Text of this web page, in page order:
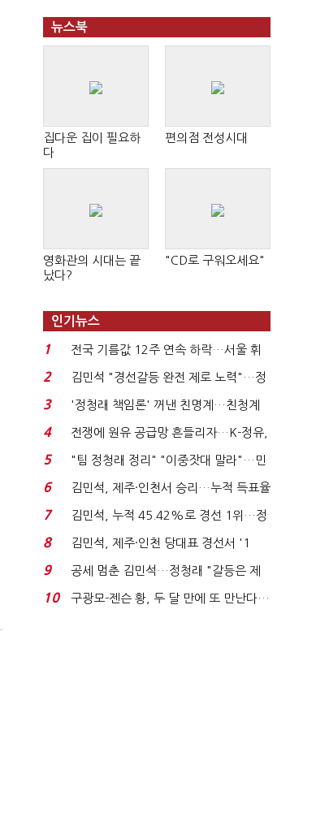
뉴스북
집다운 집이 필요하
다
편의점 전성시대
영화관의 시대는 끝
났다?
"CD로 구워오세요"
인기뉴스
1
전국 기름값 12주 연속 하락…서울 휘
발윳값 1909원...
2
김민석 "경선갈등 완전 제로 노력"…정
청래 "반명 공세 사...
3
'정청래 책임론' 꺼낸 친명계…친청계
는 추가투표 때리기...
4
전쟁에 원유 공급망 흔들리자…K-정유,
에너지안보 핵심...
5
"팀 정청래 정리" "이중잣대 말라"…민
주 최고위원 계파 다...
6
김민석, 제주·인천서 승리…누적 득표율
'1위 탈환'(종합)...
7
김민석, 누적 45.42%로 경선 1위…정
청래와 격차 0.86%p(...
8
김민석, 제주·인천 당대표 경선서 '1
위'(1보)...
9
공세 멈춘 김민석…정청래 "갈등은 제
가 수습"
10
구광모-젠슨 황, 두 달 만에 또 만난다…